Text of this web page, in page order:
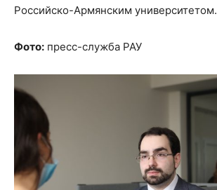
Российско-Армянским университетом.
Фото: пресс-служба РАУ